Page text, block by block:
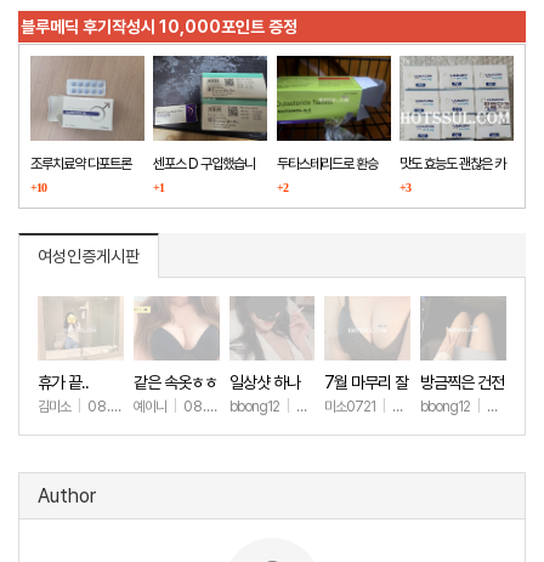
블루메딕 후기작성시 10,000포인트 증정
조루치료약 다포트론
구매했습니다
+10
센포스 D 구입했습니
다
+1
두타스테리드로 환승
+2
맛도 효능도 괜찮은 카
마그라
+3
여성인증게시판
휴가 끝..
김미소 08.07 +94
같은 속옷ㅎㅎ
예이니 08.04 +67
일상샷 하나
bbong12 07.31+89
7월 마무리 잘
하세요🫶
미소0721 07.31+257
방금찍은 건전
한 일상샷
bbong12 07.28
Author